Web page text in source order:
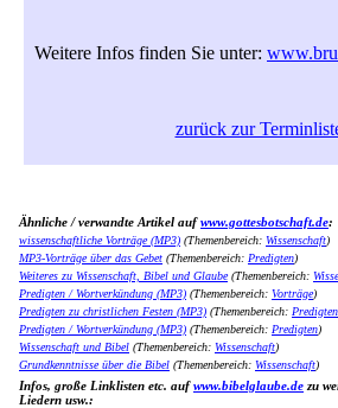
Weitere Infos finden Sie unter:
zurück zur
Ähnliche / verwandte Artikel aufwww.gottesbotschaft.de:
wissenschaftliche Vorträge (MP3) (Themenbereich: Wissenschaft)
MP3-Vorträge über das Gebet (Themenbereich: Predigten)
Weiteres zu Wissenschaft, Bibel und Glaube(Themenbereich:
Predigten / Wortverkündung (MP3) (Themenbereich: Vorträge)
Predigten zu christlichen Festen (MP3) (Themenbereich: Predigten
Predigten / Wortverkündung (MP3) (Themenbereich: Predigten)
Wissenschaft und Bibel (Themenbereich: Wissenschaft)
Grundkenntnisse über die Bibel (Themenbereich: Wissenschaft)
Infos, große Linklisten etc. aufwww.bibelglaube.de zu
Liedern usw.: